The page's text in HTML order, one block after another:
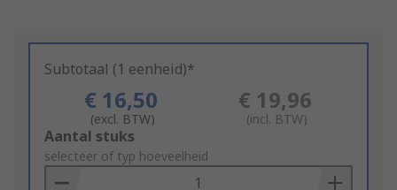
Subtotaal (1 eenheid)*
€ 16,50
(excl. BTW)
€ 19,96
(incl. BTW)
Add
to
Basket
Aantal stuks
selecteer of typ hoeveelheid